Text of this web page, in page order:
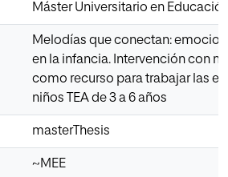
Máster Universitario en
Melodías que conectan:
en la infancia. Intervención con
como recurso para trabajar las
niños TEA de 3 a 6 años
masterThesis
~MEE